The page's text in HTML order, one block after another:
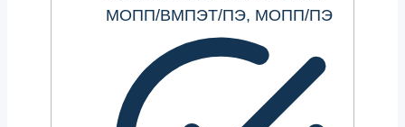
МОПП/ВМПЭТ/ПЭ, МОПП/ПЭ